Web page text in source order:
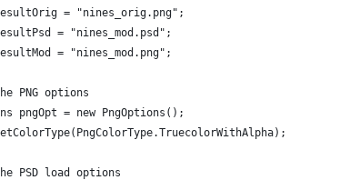
= "nines_orig.png";
= "nines_mod.psd";
= "nines_mod.png";
PNG options
pngOpt = new PngOptions();
PSD load options